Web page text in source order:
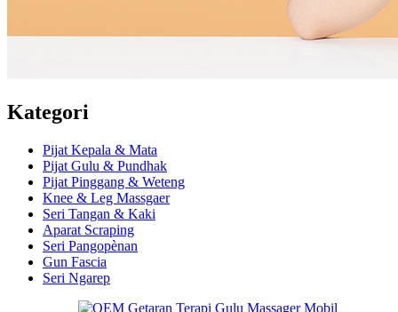
Kategori
Pijat Kepala & Mata
Pijat Gulu & Pundhak
Pijat Pinggang & Weteng
Knee & Leg Massgaer
Seri Tangan & Kaki
Aparat Scraping
Seri Pangopènan
Gun Fascia
Seri Ngarep